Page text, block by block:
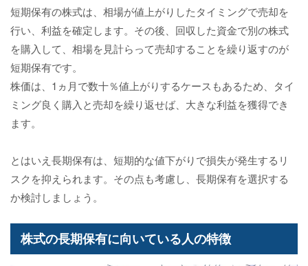
短期保有の株式は、相場が値上がりしたタイミングで売却を
行い、利益を確定します。その後、回収した資金で別の株式
を購入して、相場を見計らって売却することを繰り返すのが
短期保有です。
株価は、1ヵ月で数十％値上がりするケースもあるため、タイ
ミング良く購入と売却を繰り返せば、大きな利益を獲得でき
ます。
とはいえ長期保有は、短期的な値下がりで損失が発生するリ
スクを抑えられます。その点も考慮し、長期保有を選択する
か検討しましょう。
株式の長期保有に向いている人の特徴